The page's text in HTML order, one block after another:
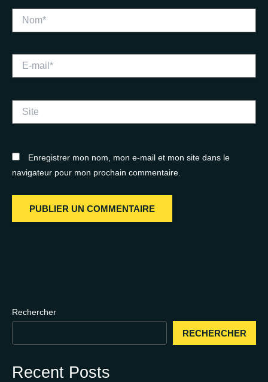
mail*
Enregistrer mon nom, mon e-mail et mon site dans le
navigateur pour mon prochain commentaire.
Rechercher
RECHERCHER
Recent Posts